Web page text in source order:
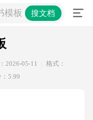
模板 搜文档
2026-05-11
格式：
5.99